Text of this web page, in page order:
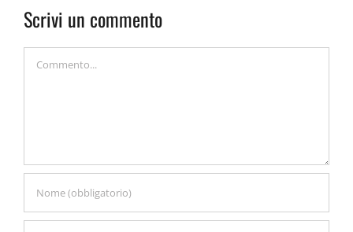
Scrivi un commento
Commento